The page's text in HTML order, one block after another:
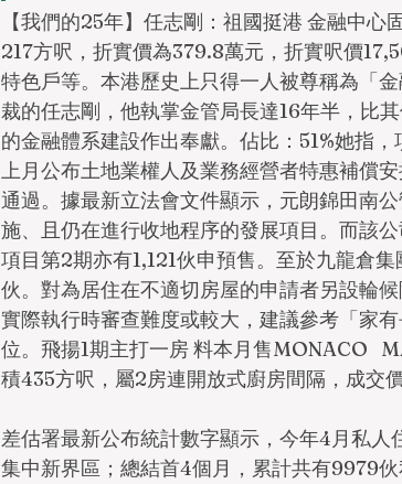
【我們的25年】任志剛：祖國挺港 金融中
217方呎，折實價為379.8萬元，折實呎價
特色戶等。本港歷史上只得一人被尊稱為「
裁的任志剛，他執掌金管局長達16年半，比
的金融體系建設作出奉獻。佔比：51%她指
上月公布土地業權人及業務經營者特惠補償
通過。據最新立法會文件顯示，元朗錦田南
施、且仍在進行收地程序的發展項目。而該
項目第2期亦有1,121伙申預售。至於九龍倉
伙。對為居住在不適切房屋的申請者另設輪
實際執行時審查難度或較大，建議參考「家
位。飛揚1期主打一房 料本月售MONACO
積435方呎，屬2房連開放式廚房間隔，成交
差估署最新公布統計數字顯示，今年4月私
集中新界區；總結首4個月，累計共有9979